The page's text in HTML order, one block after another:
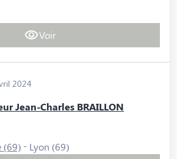
Voir
2024
Jean-Charles BRAILLON
(69) - Lyon (69)